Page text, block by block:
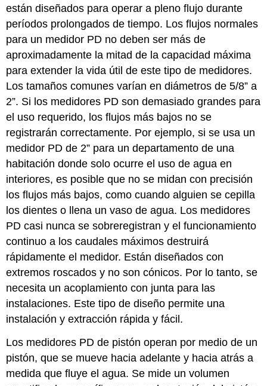
están diseñados para operar a pleno flujo durante
períodos prolongados de tiempo. Los flujos normales
para un medidor PD no deben ser más de
aproximadamente la mitad de la capacidad máxima
para extender la vida útil de este tipo de medidores.
Los tamaños comunes varían en diámetros de 5/8” a
2”. Si los medidores PD son demasiado grandes para
el uso requerido, los flujos más bajos no se
registrarán correctamente. Por ejemplo, si se usa un
medidor PD de 2” para un departamento de una
habitación donde solo ocurre el uso de agua en
interiores, es posible que no se midan con precisión
los flujos más bajos, como cuando alguien se cepilla
los dientes o llena un vaso de agua. Los medidores
PD casi nunca se sobreregistran y el funcionamiento
continuo a los caudales máximos destruirá
rápidamente el medidor. Están diseñados con
extremos roscados y no son cónicos. Por lo tanto, se
necesita un acoplamiento con junta para las
instalaciones. Este tipo de diseño permite una
instalación y extracción rápida y fácil.
Los medidores PD de pistón operan por medio de un
pistón, que se mueve hacia adelante y hacia atrás a
medida que fluye el agua. Se mide un volumen